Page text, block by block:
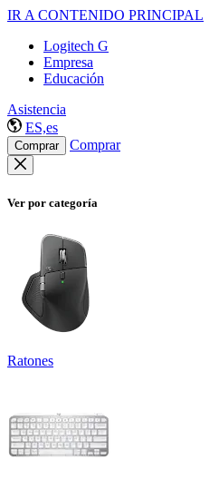
IR A CONTENIDO PRINCIPAL
Logitech G
Empresa
Educación
Asistencia
ES,es
Comprar Comprar
Ver por categoría
Ratones